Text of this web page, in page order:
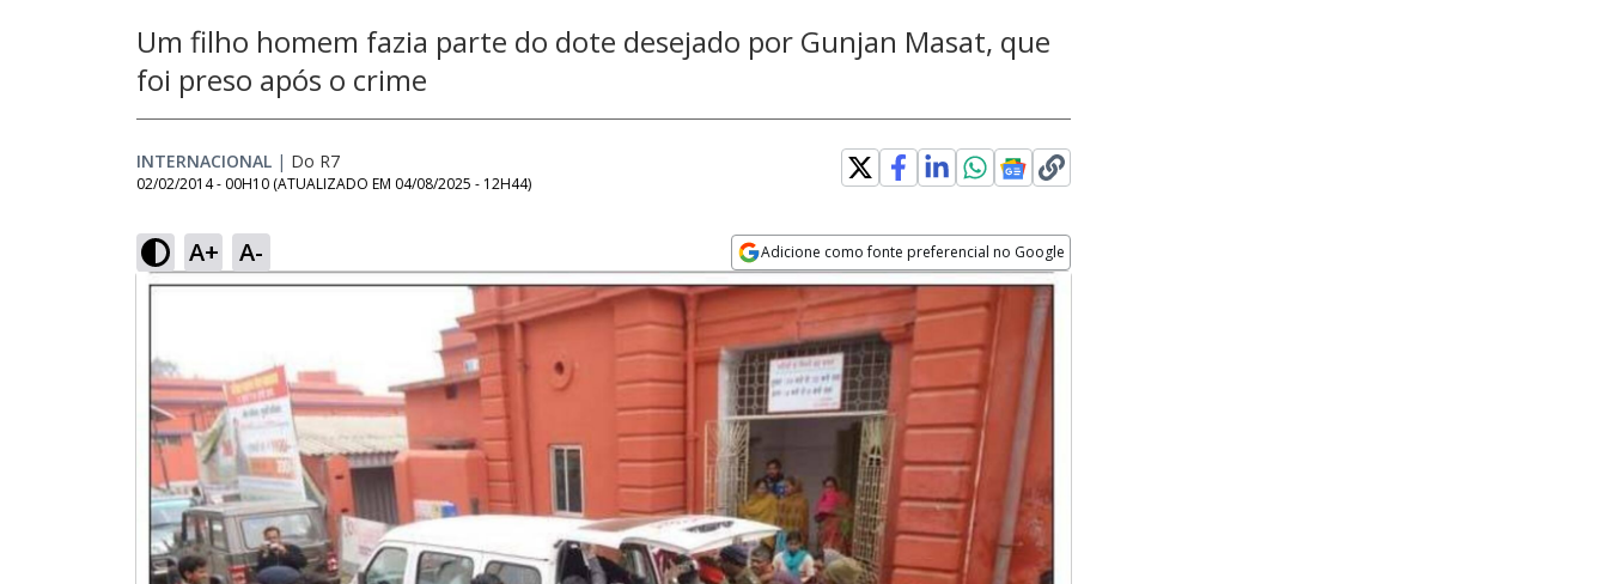
Um filho homem fazia parte do dote desejado por Gunjan Masat, que
foi preso após o crime
INTERNACIONAL | Do R7
02/02/2014 - 00H10 (ATUALIZADO EM 04/08/2025 - 12H44)
A+ A- Adicione como fonte preferencial no Google
Opens in new window